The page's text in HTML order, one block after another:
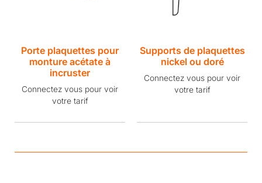
Porte plaquettes pour
monture acétate à
incruster
Connectez vous pour voir
votre tarif
Supports de plaquettes
nickel ou doré
Connectez vous pour voir
votre tarif